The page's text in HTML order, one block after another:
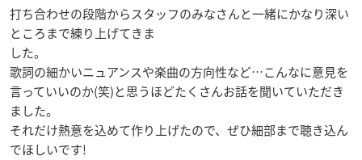
打ち合わせの段階からスタッフのみなさんと一緒にかなり深い
ところまで練り上げてきま
した。
歌詞の細かいニュアンスや楽曲の方向性など…こんなに意見を
言っていいのか(笑)と思うほどたくさんお話を聞いていただき
ました。
それだけ熱意を込めて作り上げたので、ぜひ細部まで聴き込ん
でほしいです!